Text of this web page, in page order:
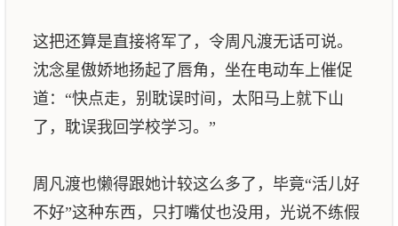
这把还算是直接将军了，令周凡渡无话可说。
沈念星傲娇地扬起了唇角，坐在电动车上催促
道：“快点走，别耽误时间，太阳马上就下山
了，耽误我回学校学习。”
周凡渡也懒得跟她计较这么多了，毕竟“活儿好
不好”这种东西，只打嘴仗也没用，光说不练假